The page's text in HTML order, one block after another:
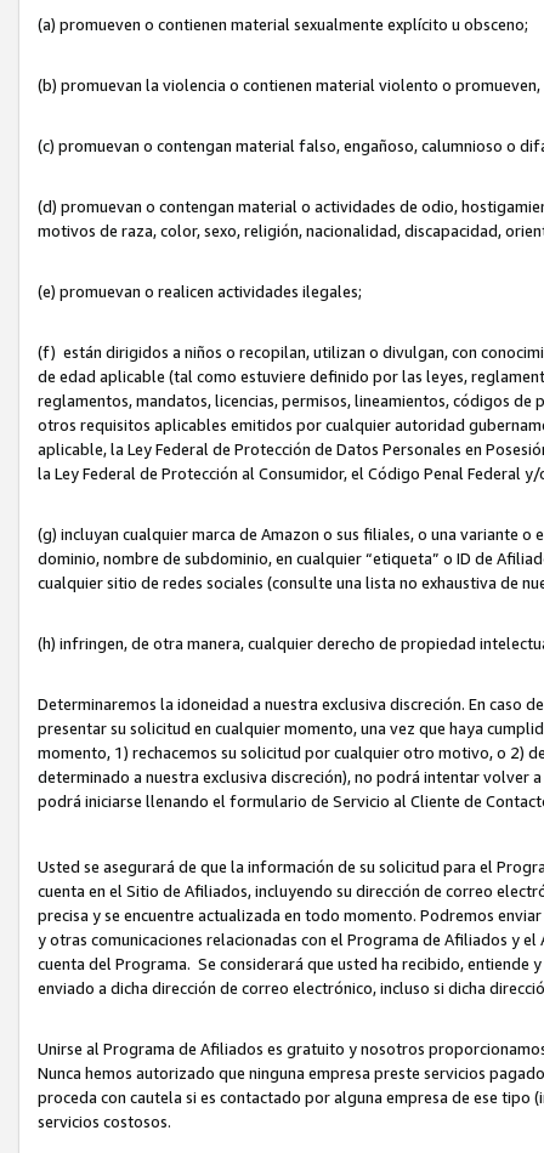
(a) promueven o contienen material sexualmente explícito u obsceno;
(b) promuevan la violencia o contienen material violento o
(c) promuevan o contengan material falso, engañoso, calumnioso o
(d) promuevan o contengan material o actividades de odio,
motivos de raza, color, sexo, religión, nacionalidad, discapacidad,
(e) promuevan o realicen actividades ilegales;
(f) están dirigidos a niños o recopilan, utilizan o divulgan, con
de edad aplicable (tal como estuviere definido por las leyes,
reglamentos, mandatos, licencias, permisos, lineamientos, códigos
otros requisitos aplicables emitidos por cualquier autoridad
aplicable, la Ley Federal de Protección de Datos Personales en
la Ley Federal de Protección al Consumidor, el Código Penal Federal
(g) incluyan cualquier marca de Amazon o sus filiales, o una variante
dominio, nombre de subdominio, en cualquier “etiqueta” o ID de
cualquier sitio de redes sociales (consulte una lista no exhaustiva de
(h) infringen, de otra manera, cualquier derecho de propiedad
Determinaremos la idoneidad a nuestra exclusiva discreción. En caso
presentar su solicitud en cualquier momento, una vez que haya
momento, 1) rechacemos su solicitud por cualquier otro motivo, o 2)
determinado a nuestra exclusiva discreción), no podrá intentar volver
podrá iniciarse llenando el formulario de Servicio al Cliente de
Usted se asegurará de que la información de su solicitud para el
cuenta en el Sitio de Afiliados, incluyendo su dirección de correo
precisa y se encuentre actualizada en todo momento. Podremos
y otras comunicaciones relacionadas con el Programa de Afiliados y
cuenta del Programa. Se considerará que usted ha recibido, entiende
enviado a dicha dirección de correo electrónico, incluso si dicha
Unirse al Programa de Afiliados es gratuito y nosotros
Nunca hemos autorizado que ninguna empresa preste servicios
proceda con cautela si es contactado por alguna empresa de ese
servicios costosos.